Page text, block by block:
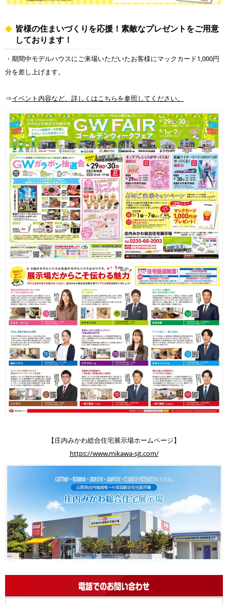
皆様の住まいづくりを応援！素敵なプレゼントをご用意
しております！
・期間中モデルハウスにご来場いただいたお客様にマックカード1,000円
分を差し上げます。
⇒イベント内容など、詳しくはこちらを参照してください。
【庄内みかわ総合住宅展示場ホームページ】
https://www.mikawa-sjt.com/